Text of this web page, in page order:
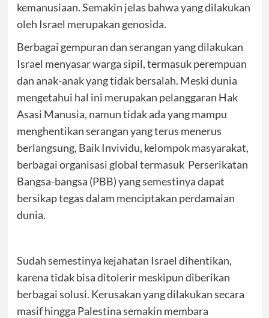
kemanusiaan. Semakin jelas bahwa yang dilakukan
oleh Israel merupakan genosida.
Berbagai gempuran dan serangan yang dilakukan
Israel menyasar warga sipil, termasuk perempuan
dan anak-anak yang tidak bersalah. Meski dunia
mengetahui hal ini merupakan pelanggaran Hak
Asasi Manusia, namun tidak ada yang mampu
menghentikan serangan yang terus menerus
berlangsung, Baik Invividu, kelompok masyarakat,
berbagai organisasi global termasuk Perserikatan
Bangsa-bangsa (PBB) yang semestinya dapat
bersikap tegas dalam menciptakan perdamaian
dunia.
Sudah semestinya kejahatan Israel dihentikan,
karena tidak bisa ditolerir meskipun diberikan
berbagai solusi. Kerusakan yang dilakukan secara
masif hingga Palestina semakin membara